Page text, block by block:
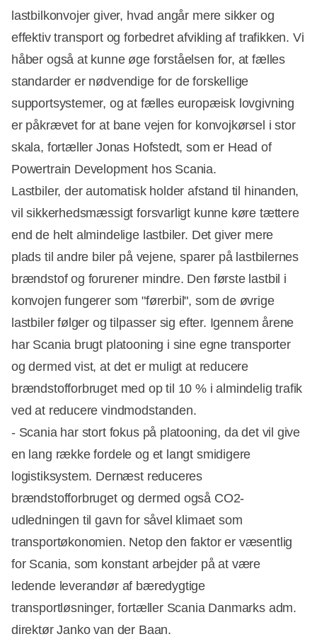
lastbilkonvojer giver, hvad angår mere sikker og
effektiv transport og forbedret afvikling af trafikken. Vi
håber også at kunne øge forståelsen for, at fælles
standarder er nødvendige for de forskellige
supportsystemer, og at fælles europæisk lovgivning
er påkrævet for at bane vejen for konvojkørsel i stor
skala, fortæller Jonas Hofstedt, som er Head of
Powertrain Development hos Scania.
Lastbiler, der automatisk holder afstand til hinanden,
vil sikkerhedsmæssigt forsvarligt kunne køre tættere
end de helt almindelige lastbiler. Det giver mere
plads til andre biler på vejene, sparer på lastbilernes
brændstof og forurener mindre. Den første lastbil i
konvojen fungerer som "førerbil", som de øvrige
lastbiler følger og tilpasser sig efter. Igennem årene
har Scania brugt platooning i sine egne transporter
og dermed vist, at det er muligt at reducere
brændstofforbruget med op til 10 % i almindelig trafik
ved at reducere vindmodstanden.
- Scania har stort fokus på platooning, da det vil give
en lang række fordele og et langt smidigere
logistiksystem. Dernæst reduceres
brændstofforbruget og dermed også CO2-
udledningen til gavn for såvel klimaet som
transportøkonomien. Netop den faktor er væsentlig
for Scania, som konstant arbejder på at være
ledende leverandør af bæredygtige
transportløsninger, fortæller Scania Danmarks adm.
direktør Janko van der Baan.